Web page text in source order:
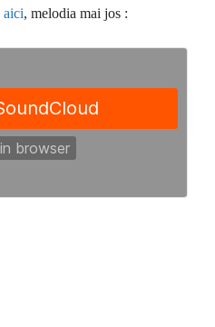
aici, melodia mai jos :